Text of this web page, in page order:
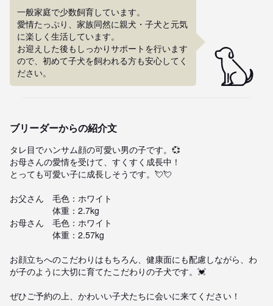
一般家庭で少数飼育しています。
愛情たっぷり、家族同然に親犬・子犬と元気
に楽しく生活しています。
お迎えした後もしっかりサポートを行います
ので、初めて子犬を飼われる方も安心してく
ださい。
ブリーダーからの紹介文
タレ目でハンサム顔の可愛い男の子です。💞
お母さんの愛情を受けて、すくすく成長中！
とっても可愛い子に成長しそうです。💘💘
お父さん　毛色：ホワイト
体重：2.7kg
お母さん　毛色：ホワイト
体重：2.57kg
お顔立ちへのこだわりはもちろん、健康面にも配慮しながら、わ
が子のように大切に育てたこだわりの子犬です。💓
ぜひご予約の上、かわいい子犬たちに会いに来てください！